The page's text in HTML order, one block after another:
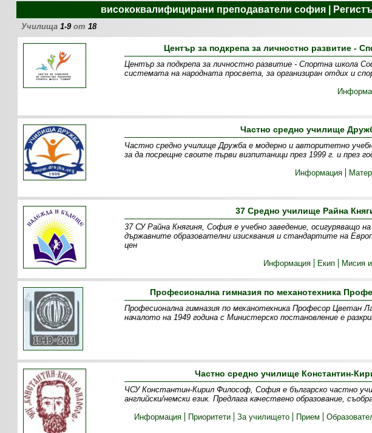
висококвалифицирани преподаватели софия |
Училища1-9от18
Център за подкрепа за личностно развитие -
Център за подкрепа за личностно развитие - Спортна школа
системата на народната просвета, за организиран отдих и
Частно средно училище
Частно средно училище Дружба е модерно и авторитетно
за да посрещне своите първи визпитаници през 1999 г. и през
Информация
37 Средно училище Райна
37 СУ Райна Княгиня, София е учебно заведение, осигуряващо
държавните образователни изисквания и стандартите на
цен
Информация
Екип Мисия
Професионална гимназия по механотехника
Професионална гимназия по механотехника Професор Цветан
началото на 1949 година с Министерско постановление е
Частно средно училище Константин-
ЧСУ Константин-Кирил Философ, София е българско частно
английски/немски език. Предлага качествено образование,
Информация
Приоритети За училището Прием